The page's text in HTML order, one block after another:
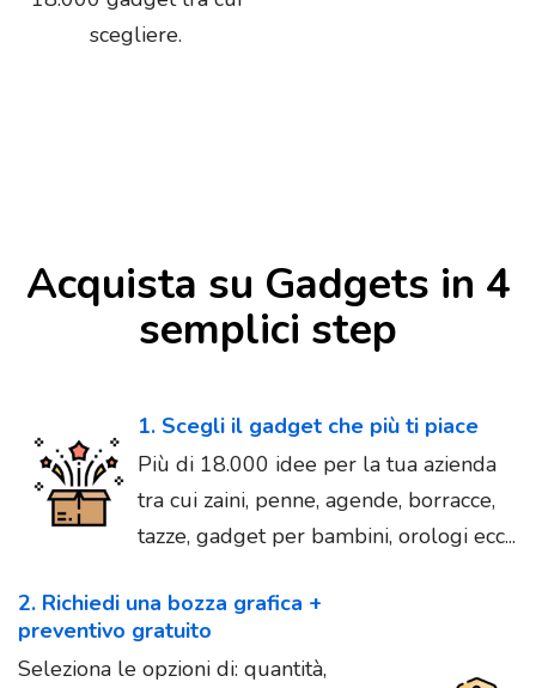
scegliere.
Acquista su Gadgets in 4
semplici step
1. Scegli il gadget che più ti piace
Più di 18.000 idee per la tua azienda
tra cui zaini, penne, agende, borracce,
tazze, gadget per bambini, orologi ecc...
2. Richiedi una bozza grafica +
preventivo gratuito
Seleziona le opzioni di: quantità,